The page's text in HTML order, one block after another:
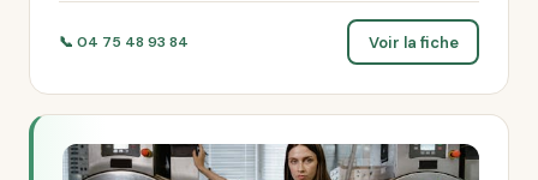
📞 04 75 48 93 84 Voir la fiche